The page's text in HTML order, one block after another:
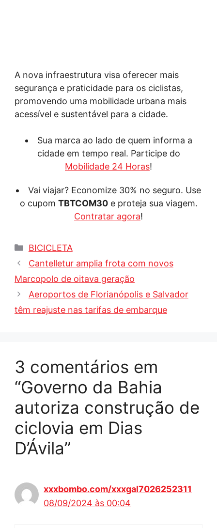
A nova infraestrutura visa oferecer mais
segurança e praticidade para os ciclistas,
promovendo uma mobilidade urbana mais
acessível e sustentável para a cidade.
Sua marca ao lado de quem informa a
cidade em tempo real. Participe do
Mobilidade 24 Horas!
Vai viajar? Economize 30% no seguro. Use
o cupom TBTCOM30e proteja sua viagem.
Contratar agora!
Categorias
BICICLETA
Cantelletur amplia frota com novos
Marcopolo de oitava geração
Aeroportos de Florianópolis e Salvador
têm reajuste nas tarifas de embarque
3 comentários em
“Governo da Bahia
autoriza construção de
ciclovia em Dias
D’Ávila”
xxxbombo.com/xxxgal7026252311
08/09/2024 às 00:04